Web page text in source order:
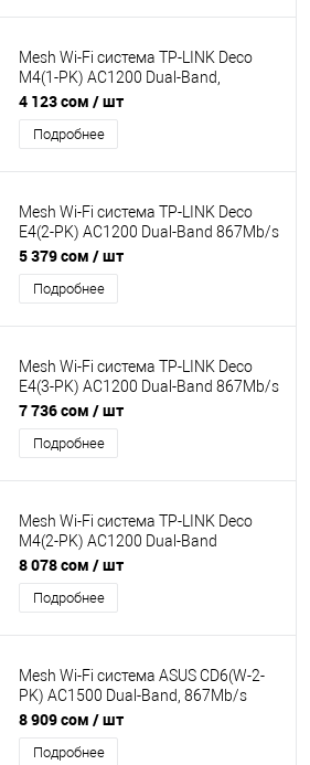
Mesh Wi-Fi система TP-LINK Deco
M4(1-PK) AC1200 Dual-Band,
867Mb/s 5GHz+300Mb/s 2.4GHz,
2xWAN/LAN 1Gb/s 2 antennas, MU-
MIMO, Parental Control
4 123 сом / шт
Подробнее
Mesh Wi-Fi система TP-LINK Deco
E4(2-PK) AC1200 Dual-Band 867Mb/s
5GHz+300Mb/s 2.4GHz, 2xWAN/LAN
100Mb/s, 2 antennas, MU-MIMO,
Parental Control
5 379 сом / шт
Подробнее
Mesh Wi-Fi система TP-LINK Deco
E4(3-PK) AC1200 Dual-Band 867Mb/s
5GHz+300Mb/s 2.4GHz, 2xWAN/LAN
100 Mb/s, 2 antennas, Beamforming,
MU-MIMO
7 736 сом / шт
Подробнее
Mesh Wi-Fi система TP-LINK Deco
M4(2-PK) AC1200 Dual-Band
867Mb/s 5GHz+300Mb/s 2.4GHz,
2xWAN/LAN 1Gb/s, 2 antennas, MU-
MIMO, Parental Control
8 078 сом / шт
Подробнее
Mesh Wi-Fi система ASUS CD6(W-2-
PK) AC1500 Dual-Band, 867Mb/s
5GHz+600Mb/s 2.4GHz, 3xLAN
1Gb/s, 4 antennas, Aimesh, ASUS
Router APP, AIProtection
8 909 сом / шт
Подробнее